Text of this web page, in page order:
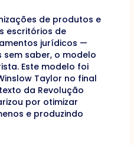
de produtos e
escritórios de
jurídicos —
sem saber, o modelo
Este modelo foi
Taylor no final
da Revolução
por otimizar
e produzindo